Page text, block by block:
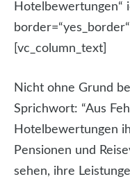
Hotelbewertungen“
[vc_column_text]
Nicht ohne Grund
Sprichwort: “Aus
Hotelbewertungen
Pensionen und
sehen, ihre